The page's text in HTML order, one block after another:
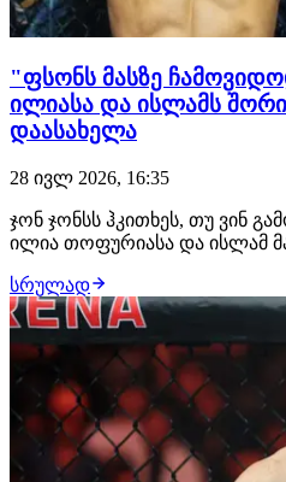
"ფსონს მასზე
ილიასა და ისლამს
დაასახელა
28 ივლ 2026, 16:35
ჯონ ჯონსს ჰკითხეს, თუ ვინ
ილია თოფურიასა და ისლამ
ქართველი მებრძოლის
მხარედ დგომში ჩხუბი
მომიწიოს, ამას თოფურიას
სრულად